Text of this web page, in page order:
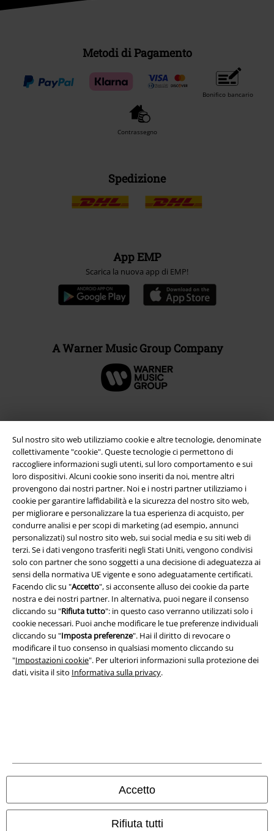
Sul nostro sito web utilizziamo cookie e altre tecnologie, denominate
collettivamente "cookie". Queste tecnologie ci permettono di
raccogliere informazioni sugli utenti, sul loro comportamento e sui
loro dispositivi. Alcuni cookie sono inseriti da noi, mentre altri
provengono dai nostri partner. Noi e i nostri partner utilizziamo i
cookie per garantire laffidabilità e la sicurezza del nostro sito web,
per migliorare e personalizzare la tua esperienza di acquisto, per
condurre analisi e per scopi di marketing (ad esempio, annunci
personalizzati) sul nostro sito web, sui social media e su siti web di
terzi. Se i dati vengono trasferiti negli Stati Uniti, vengono condivisi
solo con partner che sono soggetti a una decisione di adeguatezza ai
sensi della normativa UE vigente e sono adeguatamente certificati.
Facendo clic su "Accetto", si acconsente alluso dei cookie da parte
nostra e dei nostri partner. In alternativa, puoi negare il consenso
cliccando su "Rifiuta tutto": in questo caso verranno utilizzati solo i
cookie necessari. Puoi anche modificare le tue preferenze individuali
cliccando su "Imposta preferenze". Hai il diritto di revocare o
modificare il tuo consenso in qualsiasi momento cliccando su
"Impostazioni cookie". Per ulteriori informazioni sulla protezione dei
dati, visita il sito Informativa sulla privacy.
Accetto
Rifiuta tutti
Metodi di Pagamento
Bonifico bancario
Contrassegno
Spedizione
App EMP
Scarica la nuova app di EMP!
A Warner Music Group Company
Info legali
Termini & Condizioni
Redazione
Legge sulla Privacy
Smaltimento rifiuti e protezione dell’ambiente
Dichiarazione di Conformità